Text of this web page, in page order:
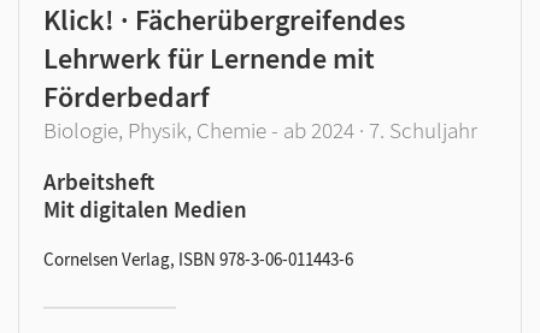
Klick! · Fächerübergreifendes
Lehrwerk für Lernende mit
Förderbedarf
Biologie, Physik, Chemie - ab 2024 · 7. Schuljahr
Arbeitsheft
Mit digitalen Medien
Cornelsen Verlag, ISBN 978-3-06-011443-6